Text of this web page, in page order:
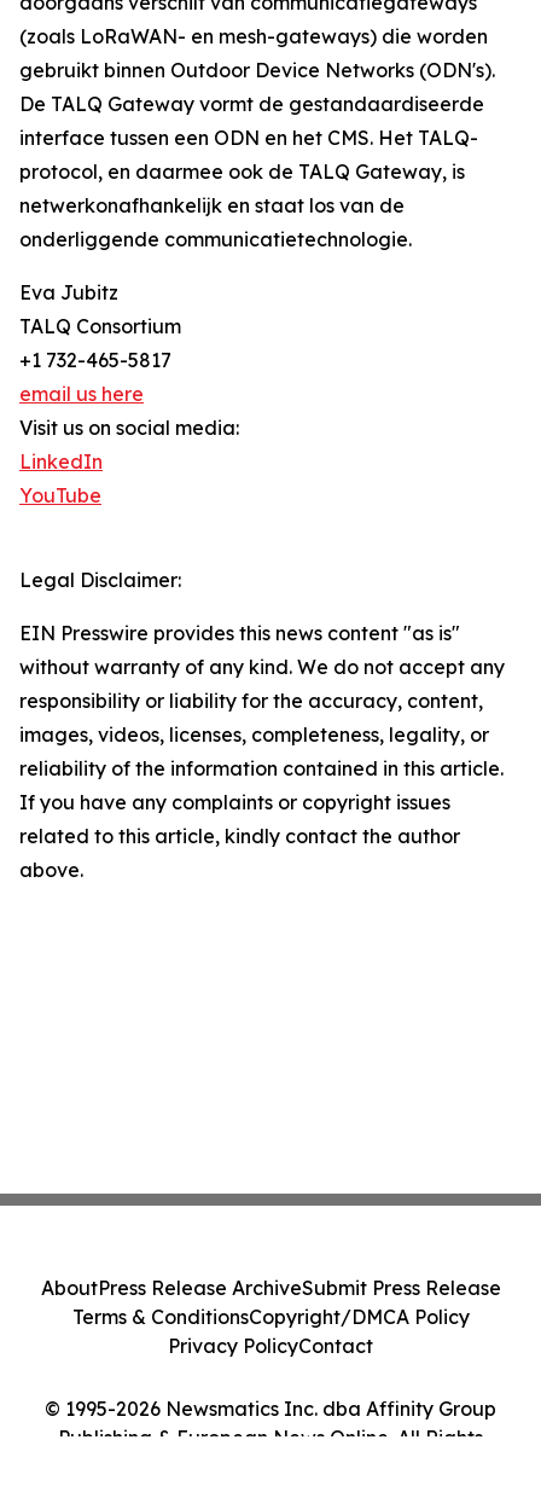
(zoals LoRaWAN- en mesh-gateways) die worden
gebruikt binnen Outdoor Device Networks (ODN's).
De TALQ Gateway vormt de gestandaardiseerde
interface tussen een ODN en het CMS. Het TALQ-
protocol, en daarmee ook de TALQ Gateway, is
netwerkonafhankelijk en staat los van de
onderliggende communicatietechnologie.
Eva Jubitz
TALQ Consortium
+1 732-465-5817
email us here
Visit us on social media:
LinkedIn
YouTube
Legal Disclaimer:
EIN Presswire provides this news content "as is"
without warranty of any kind. We do not accept any
responsibility or liability for the accuracy, content,
images, videos, licenses, completeness, legality, or
reliability of the information contained in this article.
If you have any complaints or copyright issues
related to this article, kindly contact the author
above.
© 1995-2026 Newsmatics Inc. dba Affinity Group
Publishing & European News Online. All Rights
AboutPress Release ArchiveSubmit Press Release
Terms & ConditionsCopyright/DMCA Policy
Privacy PolicyContact